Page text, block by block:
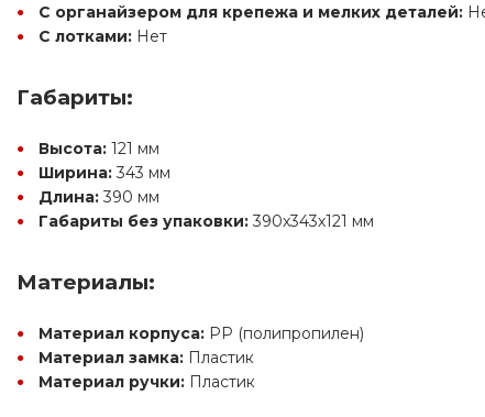
С органайзером для крепежа и мелких деталей:
С лотками: Нет
Габариты:
Высота: 121 мм
Ширина: 343 мм
Длина: 390 мм
Габариты без упаковки: 390х343х121 мм
Материалы:
Материал корпуса: PP (полипропилен)
Материал замка: Пластик
Материал ручки: Пластик